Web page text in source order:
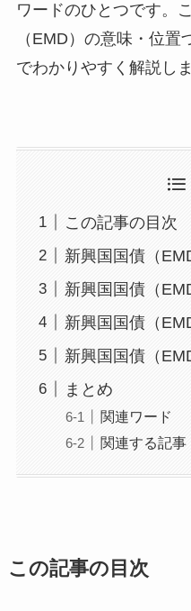
ワードのひとつです。
（EMD）の意味・位置
でわかりやすく解説しま
この記事の目次
新興国国債（
新興国国債（
新興国国債（
新興国国債（
まとめ
関連ワード
関連する記事
この記事の目次